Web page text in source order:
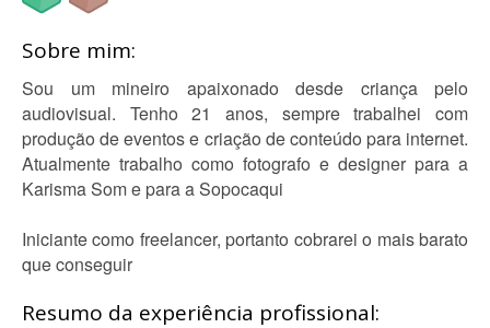
Sobre mim:
Sou um mineiro apaixonado desde criança pelo
audiovisual. Tenho 21 anos, sempre trabalhei com
produção de eventos e criação de conteúdo para internet.
Atualmente trabalho como fotografo e designer para a
Karisma Som e para a Sopocaqui
Iniciante como freelancer, portanto cobrarei o mais barato
que conseguir
Resumo da experiência profissional: